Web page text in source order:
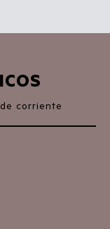
corriente